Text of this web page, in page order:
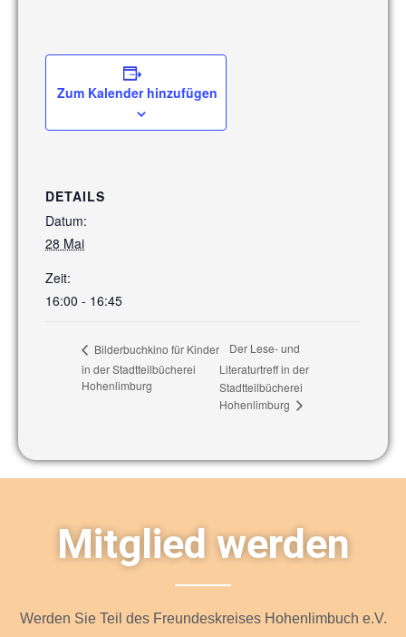
Zum Kalender hinzufügen
DETAILS
Datum:
28 Mai
Zeit:
16:00 - 16:45
Bilderbuchkino für Kinder
in der Stadtteilbücherei
Hohenlimburg
Der Lese- und
Literaturtreff in der
Stadtteilbücherei
Hohenlimburg
Mitglied werden
Werden Sie Teil des Freundeskreises Hohenlimbuch e.V.